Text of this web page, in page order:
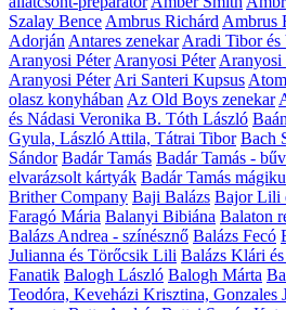
Szalay Bence Ambrus Richárd Ambrus
Adorján Antares zenekar Aradi Tibor és
Aranyosi Péter Aranyosi Péter Aranyosi
Aranyosi Péter Ari Santeri Kupsus
olasz konyhában Az Old Boys zenekar
és Nádasi Veronika B. Tóth László
Gyula, László Attila, Tátrai Tibor Bach
Sándor Badár Tamás Badár Tamás -
elvarázsolt kártyák Badár Tamás
Brither Company Baji Balázs Bajor Lili
Faragó Mária Balanyi Bibiána Balaton
Balázs Andrea - színésznő Balázs Fecó
Julianna és Törőcsik Lili Balázs Klári
Fanatik Balogh László Balogh Márta
Teodóra, Keveházi Krisztina, Gonzales